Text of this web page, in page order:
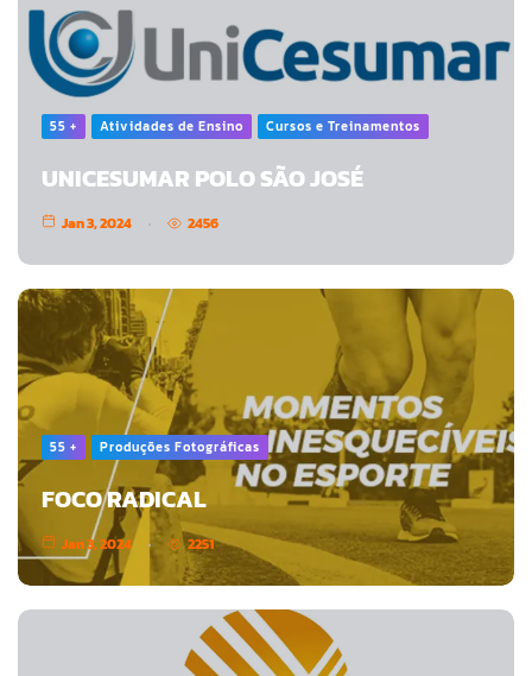
55 + Atividades de Ensino Cursos e Treinamentos
UNICESUMAR POLO SÃO JOSÉ
Jan 3, 2024 2456
55 + Produções Fotográficas
FOCO RADICAL
Jan 3, 2024 2251